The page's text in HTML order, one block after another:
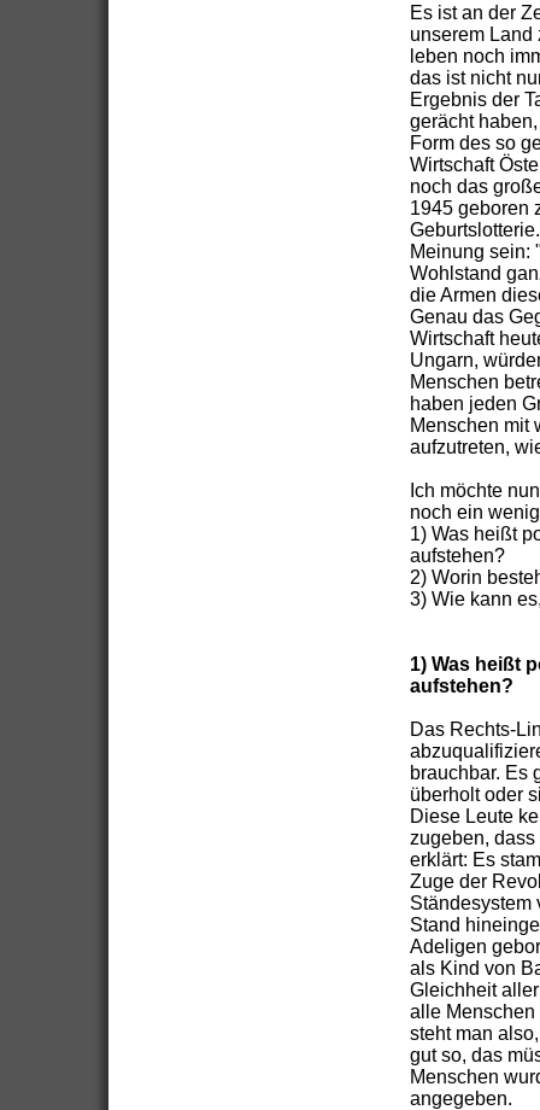
Es ist an der
unserem Land
leben noch
das ist nicht
Ergebnis der
gerächt
Form des so
Wirtschaft
noch das
1945 geboren
Meinung sein:
Wohlstand
die Armen
Genau das
Wirtschaft
Ungarn,
Menschen
haben jeden
Menschen mit
aufzutreten,
Ich möchte
noch ein
1) Was heißt
aufstehen?
2) Worin
3) Wie kann
1) Was heißt
aufstehen?
Das Rechts-
brauchbar. Es
überholt oder
Diese Leute
zugeben,
erklärt: Es
Zuge der
Ständesystem
Stand
Adeligen
als Kind von
Gleichheit
alle
steht man
gut so, das
Menschen
angegeben.